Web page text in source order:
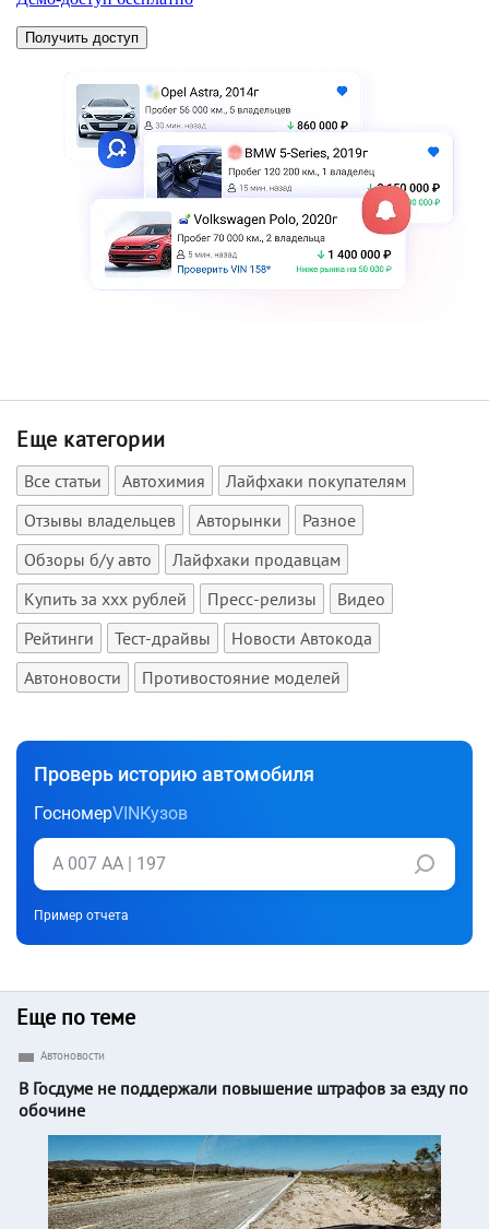
Еще категории
Все статьи Автохимия
Лайфхаки покупателям
Отзывы владельцев
Авторынки
Разное
Обзоры б/у авто
Лайфхаки продавцам
Купить за xxx рублей
Пресс-релизы
Видео
Рейтинги
Тест-драйвы
Новости Автокода
Автоновости
Противостояние моделей
Проверь историю автомобиля
ГосномерVINКузов
Пример отчета
Еще по теме
Автоновости
В Госдуме не поддержали повышение штрафов за езду по
обочине